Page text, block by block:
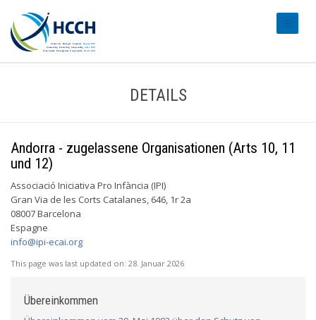
DETAILS
Andorra - zugelassene Organisationen (Arts 10, 11
und 12)
Associació Iniciativa Pro Infància (IPI)
Gran Via de les Corts Catalanes, 646, 1r 2a
08007 Barcelona
Espagne
info@ipi-ecai.org
This page was last updated on: 28. Januar 2026
Übereinkommen